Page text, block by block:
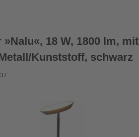
18 W, 1800 lm, mit
Kunststoff, schwarz